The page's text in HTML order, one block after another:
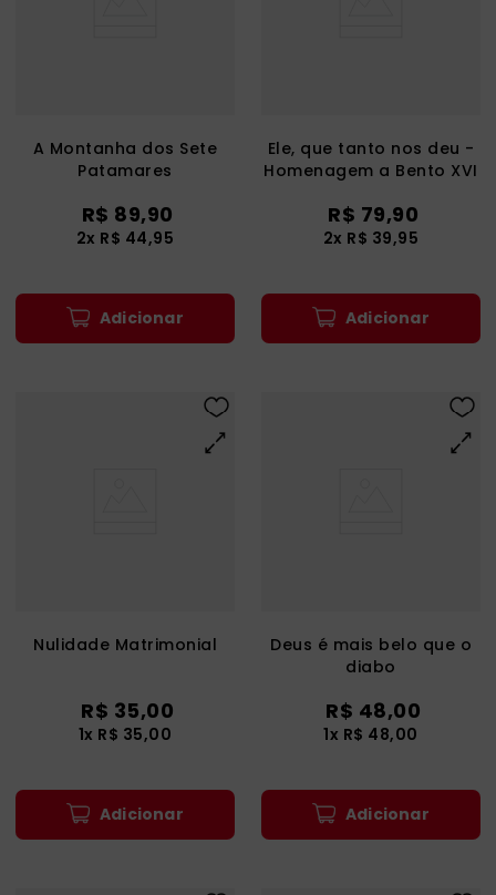
A Montanha dos Sete
Patamares
R$ 89,90
2x R$ 44,95
Adicionar
Ele, que tanto nos deu -
Homenagem a Bento XVI
R$ 79,90
2x R$ 39,95
Adicionar
Nulidade Matrimonial
R$ 35,00
1x R$ 35,00
Adicionar
Deus é mais belo que o
diabo
R$ 48,00
1x R$ 48,00
Adicionar